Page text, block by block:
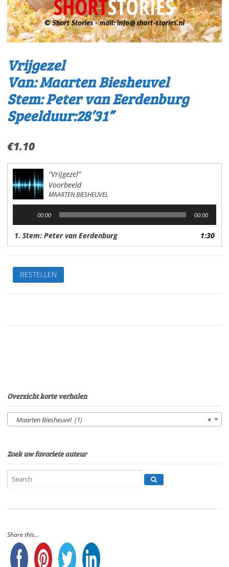
Vrijgezel
Van: Maarten Biesheuvel
Stem: Peter van Eerdenburg
Speelduur:28’31”
€1.10
“Vrijgezel”
Voorbeeld
MAARTEN BIESHEUVEL
00:00 00:00
1. Stem: Peter van Eerdenburg 1:30
VrijgezelVan:
Maarten
BiesheuvelStem:
EerdenburgSpeelduur:28'31"
BESTELLEN
Overzicht korte verhalen
×
Maarten Biesheuvel (1)
Zoek uw favoriete auteur
Share this...